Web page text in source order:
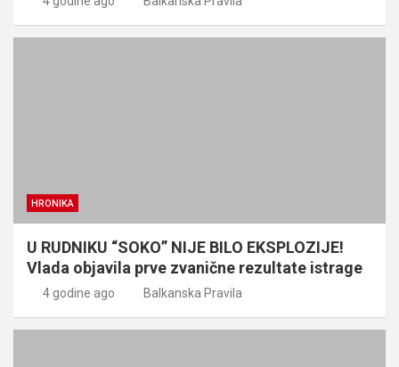
HRONIKA
U RUDNIKU “SOKO” NIJE BILO EKSPLOZIJE!
Vlada objavila prve zvanične rezultate istrage
4 godine ago Balkanska Pravila